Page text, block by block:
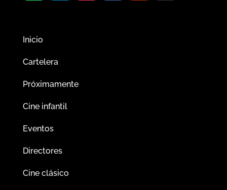
Inicio
Cartelera
Próximamente
Cine infantil
Eventos
Directores
Cine clásico